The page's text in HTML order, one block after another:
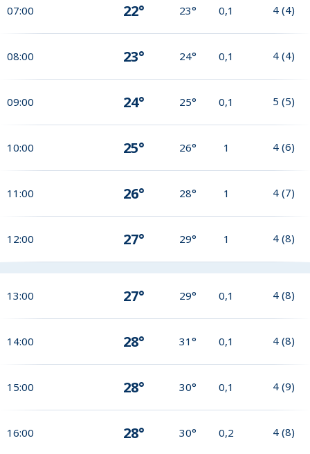
07:00 22° 23° 0,1 4 (4)
08:00 23° 24° 0,1 4 (4)
09:00 24° 25° 0,1 5 (5)
10:00 25° 26° 1 4 (6)
11:00 26° 28° 1 4 (7)
12:00 27° 29° 1 4 (8)
13:00 27° 29° 0,1 4 (8)
14:00 28° 31° 0,1 4 (8)
15:00 28° 30° 0,1 4 (9)
16:00 28° 30° 0,2 4 (8)